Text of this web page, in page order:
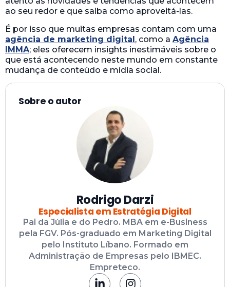
ao seu redor e que saiba como aproveitá-las.
É por isso que muitas empresas contam com uma
agência de marketing digital, como a Agência
IMMA; eles oferecem insights inestimáveis sobre o
que está acontecendo neste mundo em constante
mudança de conteúdo e mídia social.
Sobre o autor
Rodrigo Darzi
Especialista em Estratégia Digital
Pai da Júlia e do Pedro. MBA em e-Business
pela FGV. Pós-graduado em Marketing Digital
pelo Instituto Líbano. Formado em
Administração de Empresas pelo IBMEC.
Empreteco.